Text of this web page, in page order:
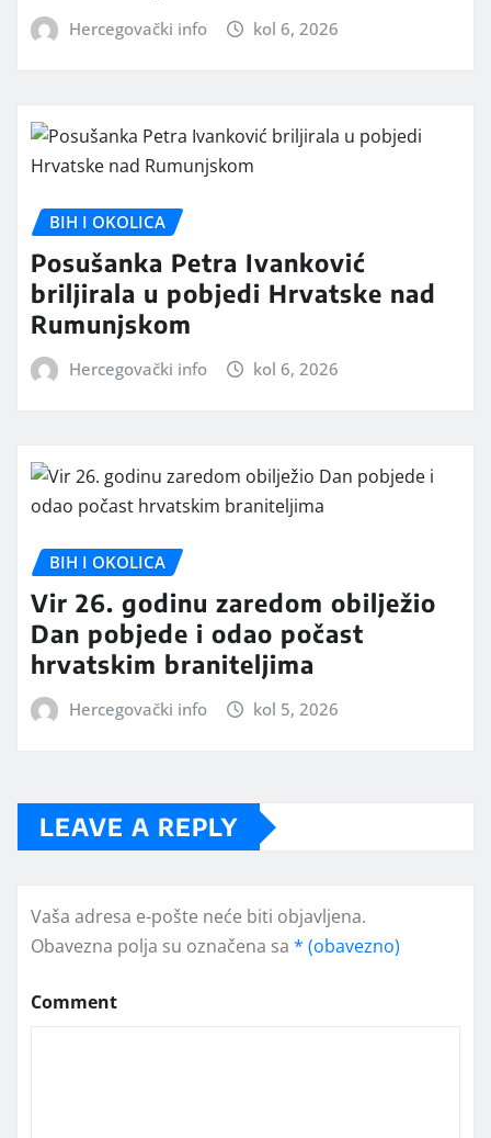
Hercegovački info kol 6, 2026
BIH I OKOLICA
Posušanka Petra Ivanković
briljirala u pobjedi Hrvatske nad
Rumunjskom
Hercegovački info kol 6, 2026
BIH I OKOLICA
Vir 26. godinu zaredom obilježio
Dan pobjede i odao počast
hrvatskim braniteljima
Hercegovački info kol 5, 2026
LEAVE A REPLY
Vaša adresa e-pošte neće biti objavljena.
Obavezna polja su označena sa * (obavezno)
Comment